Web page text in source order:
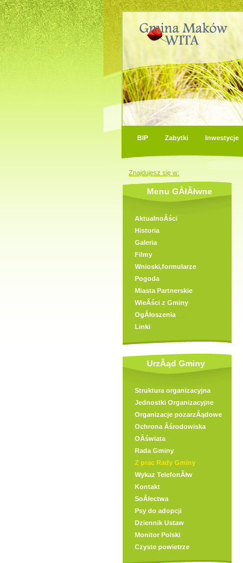
BIP Zabytki Inwestycje
Znajdujesz się w:
Menu GÂłĂłwne
AktualnoÂści
Historia
Galeria
Filmy
Wnioski,formularze
Pogoda
Miasta Partnerskie
WieÂści z Gminy
OgÂłoszenia
Linki
UrzÂąd Gminy
Struktura organizacyjna
Jednostki Organizacyjne
Organizacje pozarzÂądowe
Ochrona Âśrodowiska
OÂświata
Rada Gminy
Z prac Rady Gminy
Wykaz TelefonĂłw
Kontakt
SoÂłectwa
Psy do adopcji
Dziennik Ustaw
Monitor Polski
Czyste powietrze